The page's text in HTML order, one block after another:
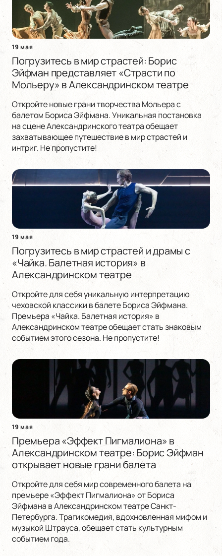
19 мая
Погрузитесь в мир страстей: Борис
Эйфман представляет «Страсти по
Мольеру» в Александринском театре
Откройте новые грани творчества Мольера с
балетом Бориса Эйфмана. Уникальная постановка
на сцене Александринского театра обещает
захватывающее путешествие в мир страстей и
интриг. Не пропустите!
19 мая
Погрузитесь в мир страстей и драмы с
«Чайка. Балетная история» в
Александринском театре
Откройте для себя уникальную интерпретацию
чеховской классики в балете Бориса Эйфмана.
Премьера «Чайка. Балетная история» в
Александринском театре обещает стать знаковым
событием этого сезона. Не пропустите!
19 мая
Премьера «Эффект Пигмалиона» в
Александринском театре: Борис Эйфман
открывает новые грани балета
Откройте для себя мир современного балета на
премьере «Эффект Пигмалиона» от Бориса
Эйфмана в Александринском театре Санкт-
Петербурга. Трагикомедия, вдохновленная мифом и
музыкой Штрауса, обещает стать культурным
событием года.